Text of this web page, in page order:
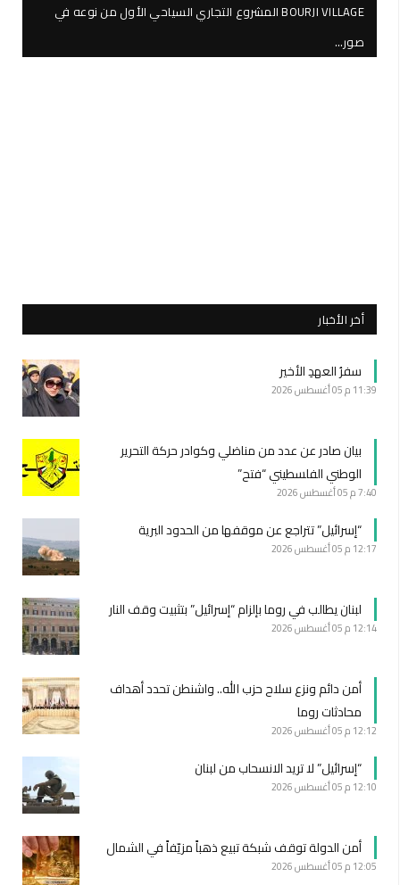
BOURJI VILLAGE المشروع التجاري السياحي الأول من نوعه في
صور…
أخر الأخبار
سفرُ العهدِ الأخير
11:39 م 05 أغسطس 2026
بيان صادر عن عدد من مناضلي وكوادر حركة التحرير
الوطني الفلسطيني “فتح”
7:40 م 05 أغسطس 2026
“إسرائيل” تتراجع عن موقفها من الحدود البرية
12:17 م 05 أغسطس 2026
لبنان يطالب في روما بإلزام “إسرائيل” بتثبيت وقف النار
12:14 م 05 أغسطس 2026
أمن دائم ونزع سلاح حزب الله.. واشنطن تحدد أهداف
محادثات روما
12:12 م 05 أغسطس 2026
“إسرائيل” لا تريد الانسحاب من لبنان
12:10 م 05 أغسطس 2026
أمن الدولة توقف شبكة تبيع ذهباً مزيّفاً في الشمال
12:05 م 05 أغسطس 2026